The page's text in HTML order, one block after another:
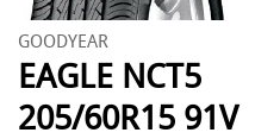
GOODYEAR
EAGLE NCT5
205/60R15 91V